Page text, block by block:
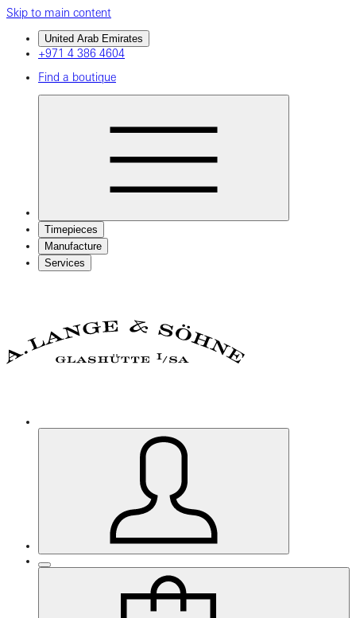
Skip to main content
United Arab Emirates
+971 4 386 4604
Find a boutique
Timepieces
Manufacture
Services